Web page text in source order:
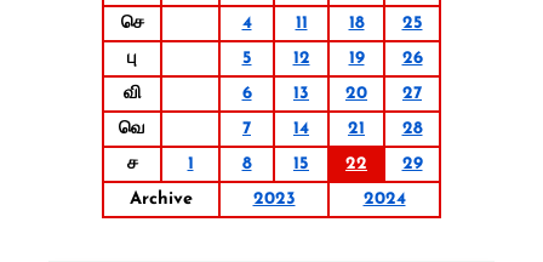
செ
4 11 18
25
பு
5 12 19
26
வி
6 13 20
27
வெ
7 14 21
28
ச
1 8 15 22
29
Archive
2023 2024